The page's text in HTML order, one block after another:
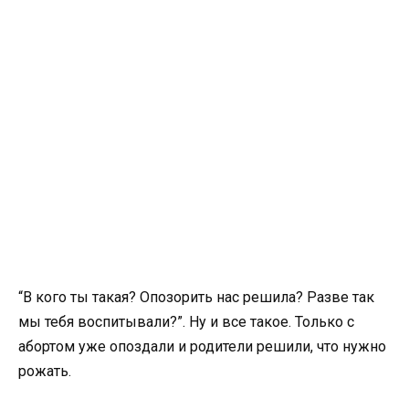
“В кого ты такая? Опозорить нас решила? Разве так
мы тебя воспитывали?”. Ну и все такое. Только с
абортом уже опоздали и родители решили, что нужно
рожать.